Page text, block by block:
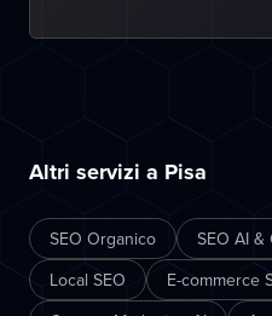
Altri servizi a Pisa
SEO Organico SEO AI &
Local SEO
E-commerce